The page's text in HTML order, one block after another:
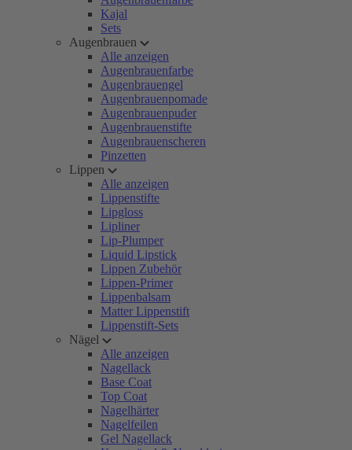
Kajal
Sets
Augenbrauen
Alle anzeigen
Augenbrauenfarbe
Augenbrauengel
Augenbrauenpomade
Augenbrauenpuder
Augenbrauenstifte
Augenbrauenscheren
Pinzetten
Lippen
Alle anzeigen
Lippenstifte
Lipgloss
Lipliner
Lip-Plumper
Liquid Lipstick
Lippen Zubehör
Lippen-Primer
Lippenbalsam
Matter Lippenstift
Lippenstift-Sets
Nägel
Alle anzeigen
Nagellack
Base Coat
Top Coat
Nagelhärter
Nagelfeilen
Gel Nagellack